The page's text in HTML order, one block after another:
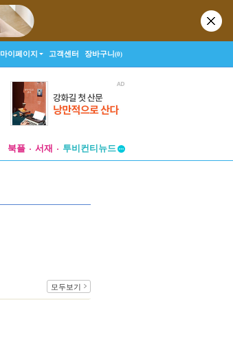
마이페이지 고객센터 장바구니(0)
북플 서재
투비컨티뉴드
모두보기